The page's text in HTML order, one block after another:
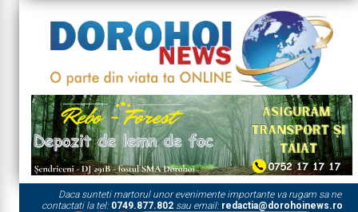
Daca sunteti martorul unor evenimente importante va rugam sa ne
contactati la tel: 0749.877.802sau email: redactia@dorohoinews.ro